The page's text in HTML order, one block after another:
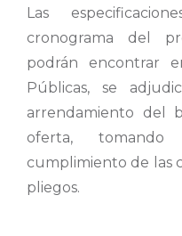
Las
cronograma del
podrán encontrar
Públicas, se
arrendamiento del
oferta,
cumplimiento de las
pliegos.